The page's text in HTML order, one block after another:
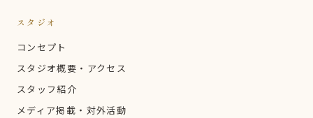
スタジオ
コンセプト
スタジオ概要・アクセス
スタッフ紹介
メディア掲載・対外活動